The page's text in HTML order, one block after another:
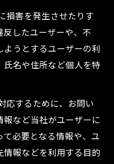
損害を発生させたりす
したユーザーや、不
うとするユーザーの利
名や住所など個人を特
応するために、お問い
など当社がユーザーに
必要となる情報や、ユ
報などを利用する目的